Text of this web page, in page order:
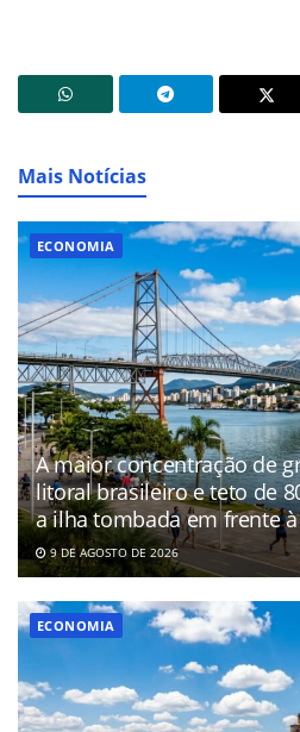
Mais Notícias
ECONOMIA
A maior concentração de
litoral brasileiro e teto de
a ilha tombada em frente
9 DE AGOSTO DE 2026
ECONOMIA